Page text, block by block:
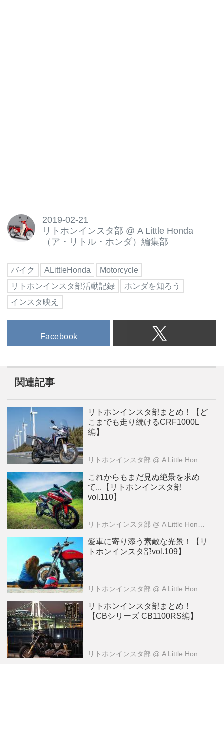
2019-02-21
リトホンインスタ部 @ A Little Honda
（ア・リトル・ホンダ）編集部
バイク ALittleHonda
Motorcycle
リトホンインスタ部活動記録
ホンダを知ろう
インスタ映え
Facebook
関連記事
リトホンインスタ部まとめ！【ど
こまでも走り続けるCRF1000L
編】
リトホンインスタ部 @ A Little Honda （ア・リトル・ホンダ）編集部
これからもまだ見ぬ絶景を求め
て...【リトホンインスタ部
vol.110】
リトホンインスタ部 @ A Little Honda （ア・リトル・ホンダ）編集部
愛車に寄り添う素敵な光景！【リ
トホンインスタ部vol.109】
リトホンインスタ部 @ A Little Honda （ア・リトル・ホンダ）編集部
リトホンインスタ部まとめ！
【CBシリーズ CB1100RS編】
リトホンインスタ部 @ A Little Honda （ア・リトル・ホンダ）編集部